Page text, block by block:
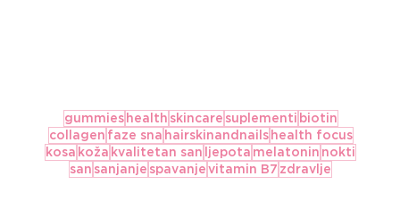
gummies health skincare suplementi biotin
collagen faze sna hairskinandnails health focus
kosa koža kvalitetan san ljepota melatonin nokti
san sanjanje spavanje vitamin B7 zdravlje